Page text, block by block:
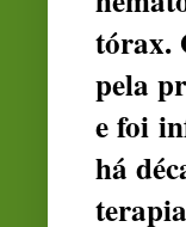
tórax.
pela
e foi
há